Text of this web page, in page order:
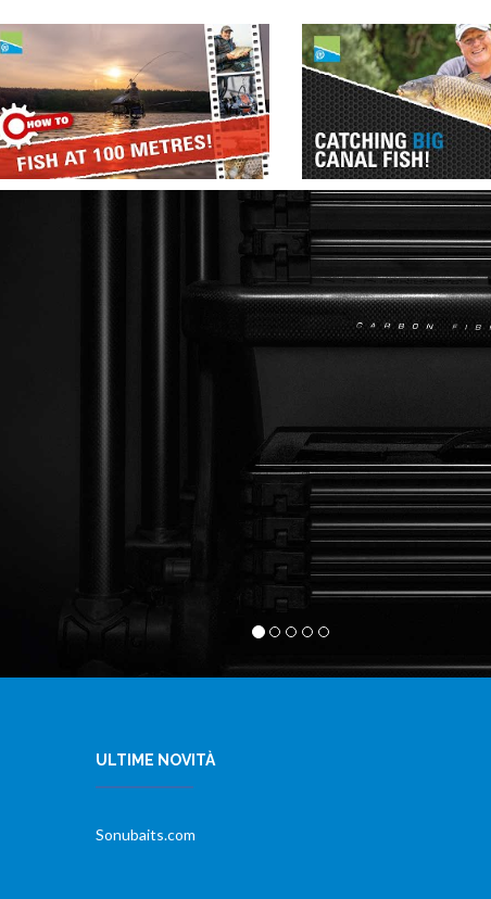
ULTIME NOVITÀ
Sonubaits.com